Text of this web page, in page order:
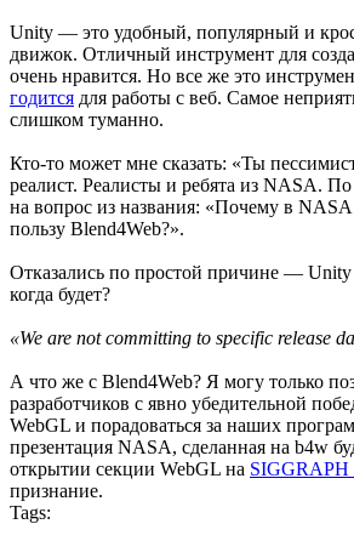
Unity — это удобный, популярный и
движок. Отличный инструмент для
очень нравится. Но все же это
годится для работы с веб. Cамое
слишком туманно.
Кто-то может мне сказать: «Ты
реалист. Реалисты и ребята из NASA. По
на вопрос из названия: «Почему в NASA
пользу Blend4Web?».
Отказались по простой причине — Unity
когда будет?
«We are not committing to specific release
А что же с Blend4Web? Я могу только
разработчиков с явно убедительной
WebGL и порадоваться за наших
презентация NASA, сделанная на b4w
открытии секции WebGL на SIGGRAPH
признание.
Tags: